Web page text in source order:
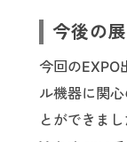
今後の
今回のEXPO
ル機器に関
とができま